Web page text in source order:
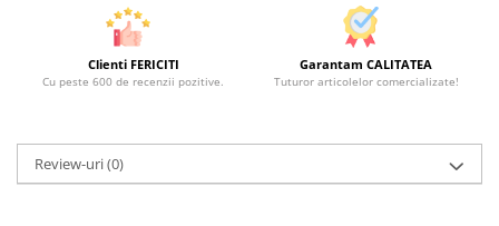
Clienti FERICITI
Cu peste 600 de recenzii pozitive.
Garantam CALITATEA
Tuturor articolelor comercializate!
Review-uri(0)